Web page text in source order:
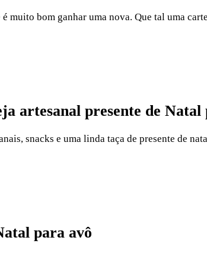
muito bom ganhar uma nova. Que tal uma
artesanal presente de Natal
snacks e uma linda taça de presente de
para avô